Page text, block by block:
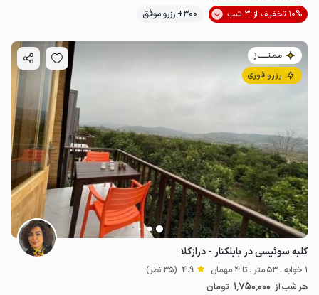
10% تخفیف از 3 شب
300+ رزرو موفق
مـمـتــــــاز
رزرو فوری
کلبه سوئیسی در بابلکنار - درازکلا
1 خوابه . 53 متر . تا 4 مهمان 4.9 (35 نظر)
هر شب از 1٬750٬000 تومان